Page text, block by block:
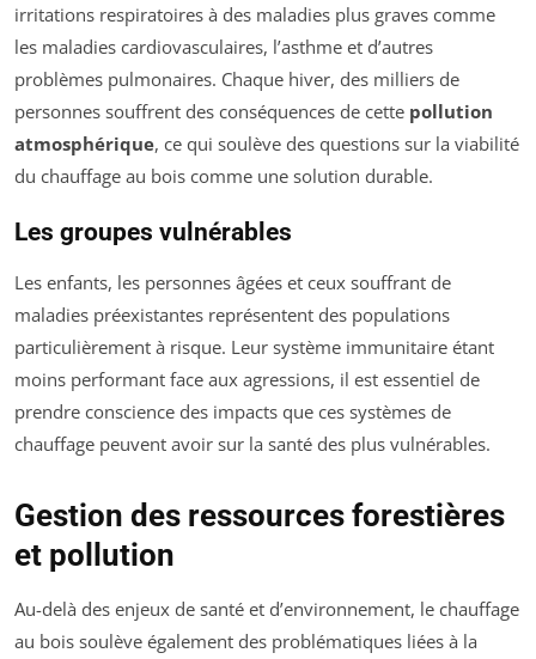
irritations respiratoires à des maladies plus graves comme
les maladies cardiovasculaires, l’asthme et d’autres
problèmes pulmonaires. Chaque hiver, des milliers de
personnes souffrent des conséquences de cette pollution
atmosphérique, ce qui soulève des questions sur la viabilité
du chauffage au bois comme une solution durable.
Les groupes vulnérables
Les enfants, les personnes âgées et ceux souffrant de
maladies préexistantes représentent des populations
particulièrement à risque. Leur système immunitaire étant
moins performant face aux agressions, il est essentiel de
prendre conscience des impacts que ces systèmes de
chauffage peuvent avoir sur la santé des plus vulnérables.
Gestion des ressources forestières
et pollution
Au-delà des enjeux de santé et d’environnement, le chauffage
au bois soulève également des problématiques liées à la